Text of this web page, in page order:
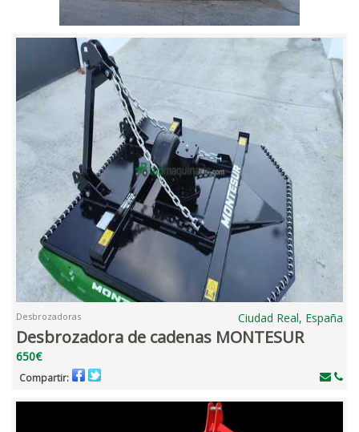
Desbrozadoras Ciudad Real, España
Desbrozadora de cadenas MONTESUR
650€
Compartir: